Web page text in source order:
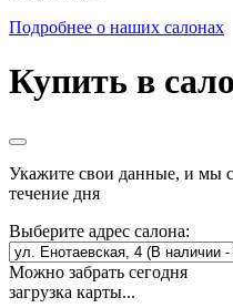
Подробнее о наших салонах
Купить в
Укажите свои данные, и мы
течение дня
Выберите адрес салона:
Можно забрать сегодня
загрузка карты...